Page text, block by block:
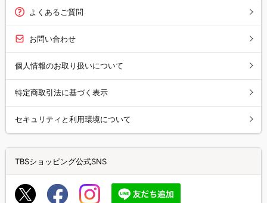
よくあるご質問
お問い合わせ
個人情報のお取り扱いについて
特定商取引法に基づく表示
セキュリティと利用環境について
TBSショッピング公式SNS